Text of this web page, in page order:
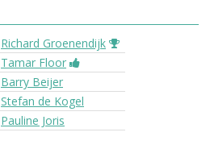
Richard Groenendijk
Tamar Floor
Barry Beijer
Stefan de Kogel
Pauline Joris